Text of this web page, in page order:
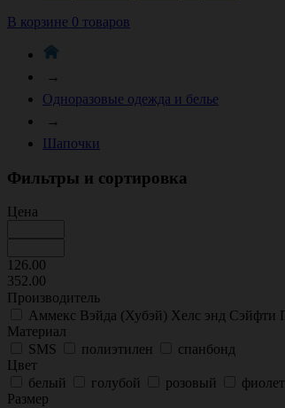
В корзине 0 товаров
→
Одноразовые одежда и белье
→
Шапочки
Фильтры и сортировка
Цена
126.00
352.00
Производитель
Аммекс Вэйда (Хубэй) Хелс энд Сэйфти
Материал
SMS
полиэтилен
спанбонд
Цвет
белый
голубой розовый
Размер